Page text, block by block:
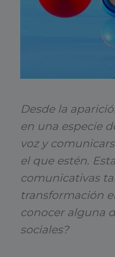
Desde la
en una especie
voz y
el que estén.
comunicativas
transformación
conocer alguna
sociales?